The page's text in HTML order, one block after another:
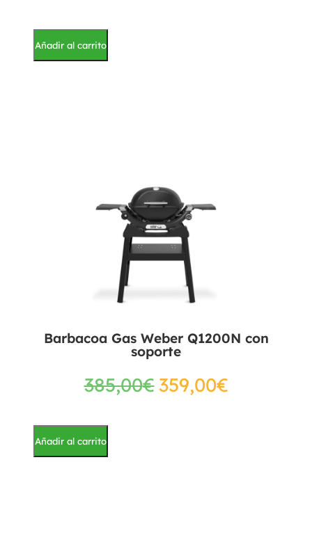
Añadir al carrito
Barbacoa Gas Weber Q1200N con
soporte
385,00€359,00€
Añadir al carrito